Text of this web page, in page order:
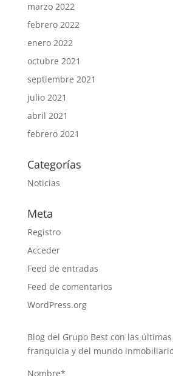
marzo 2022
febrero 2022
enero 2022
octubre 2021
septiembre 2021
julio 2021
abril 2021
febrero 2021
Categorías
Noticias
Meta
Registro
Acceder
Feed de entradas
Feed de comentarios
WordPress.org
Blog del Grupo Best con las
franquicia y del mundo
Nombre*